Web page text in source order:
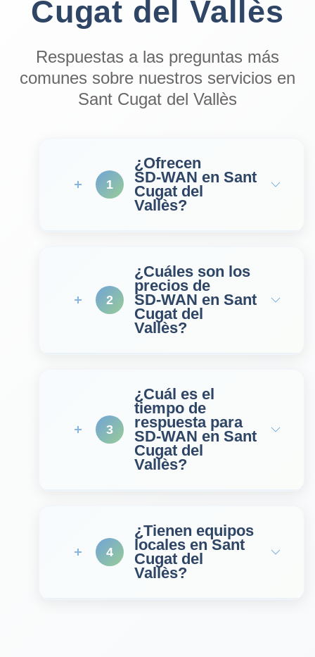
Cugat del Vallès
Respuestas a las preguntas más
comunes sobre nuestros servicios en
Sant Cugat del Vallès
1
¿Ofrecen
SD‑WAN en Sant
Cugat del
Vallès?
2
¿Cuáles son los
precios de
SD‑WAN en Sant
Cugat del
Vallès?
3
¿Cuál es el
tiempo de
respuesta para
SD‑WAN en Sant
Cugat del
Vallès?
4
¿Tienen equipos
locales en Sant
Cugat del
Vallès?